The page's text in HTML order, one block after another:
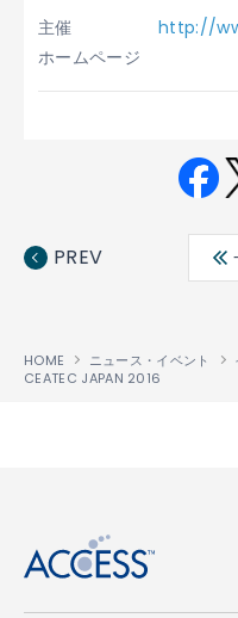
主催
ホームページ
http://
ebo
PREV
HOME ニュース・イベント
CEATEC JAPAN 2016